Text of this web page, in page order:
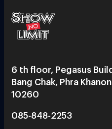
6 th floor, Pegasus
Bang Chak, Phra
10260
085-848-2253